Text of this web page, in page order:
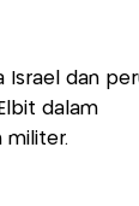
Israel dan
dalam
militer.